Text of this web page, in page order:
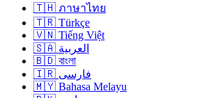
🇹🇭 ภาษาไทย
🇹🇷 Türkçe
🇻🇳 Tiếng Việt
🇸🇦 العربية
🇧🇩 বাংলা
🇮🇷 فارسی
🇲🇾 Bahasa Melayu